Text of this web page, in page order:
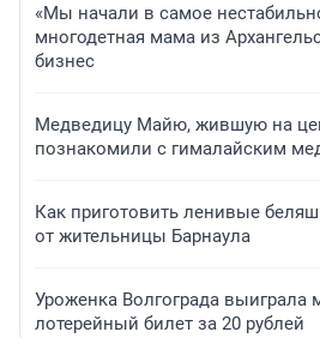
«Мы начали в самое
многодетная мама из
бизнес
Медведицу Майю, жившую на
познакомили с гималайским
Как приготовить ленивые
от жительницы Барнаула
Уроженка Волгограда выиграла
лотерейный билет за 20 рублей